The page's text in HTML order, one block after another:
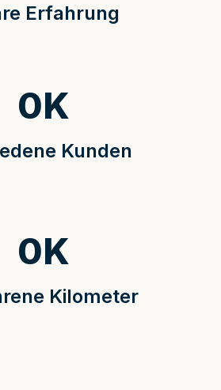
Erfahrung
Kunden
0K
Kilometer
0K